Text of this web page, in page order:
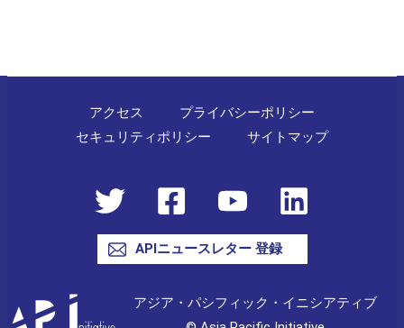
アクセス
プライバシーポリシー
セキュリティポリシー
サイトマップ
APIニュースレター 登録
アジア・パシフィック・イニシアティブ